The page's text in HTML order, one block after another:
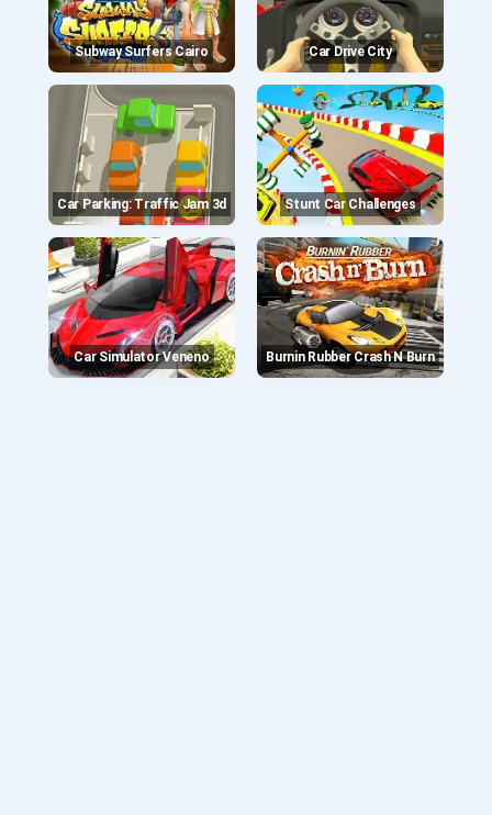
Subway Surfers Cairo Car Drive City
Car Parking: Traffic Jam 3d Stunt Car Challenges
Car Simulator Veneno Burnin Rubber Crash N Burn